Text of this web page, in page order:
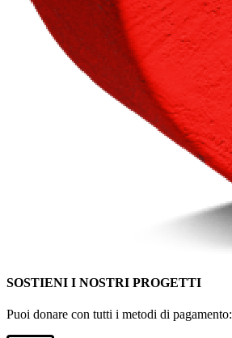
SOSTIENI I NOSTRI PROGETTI
Puoi donare con tutti i metodi di pagamento: